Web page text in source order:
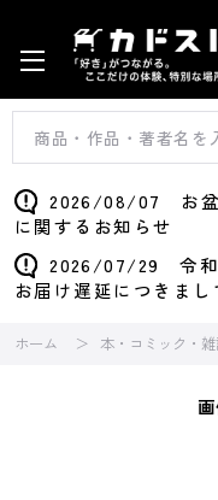
2026/08/07 お盆
に関するお知らせ
2026/07/29 令和
お届け遅延につきまし
ホーム 本・コミック・